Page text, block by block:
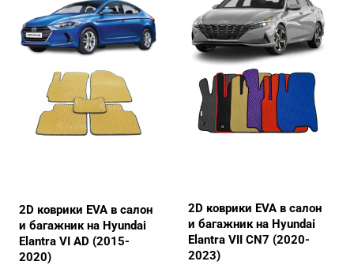
2D коврики EVA в салон
и багажник на Hyundai
Elantra VI AD (2015-
2020)
2D коврики EVA в салон
и багажник на Hyundai
Elantra VII CN7 (2020-
2023)